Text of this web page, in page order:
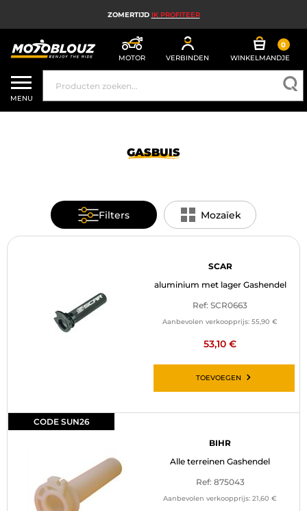
ZOMERTIJD IK PROFITEER
MOTOR VERBINDEN
0
WINKELMANDJE
MOTORHELM
MOTORUITRUSTING HEREN
MOTORAIRBAG
MOTORACCESSOIRES
BAGAGE
AANBIEDINGEN EN GOEDE DEALS
CADEAUBONNEN
MERKEN
CONTACT MET ONS OPNEMEN
MENU
GASBUIS
Filters Mozaïek
SCAR
aluminium met lager Gashendel
Ref: SCR0663
Aanbevolen verkoopprijs: 55,90 €
53,10 €
TOEVOEGEN
CODE SUN26
BIHR
Alle terreinen Gashendel
Ref: 875043
Aanbevolen verkoopprijs: 21,60 €